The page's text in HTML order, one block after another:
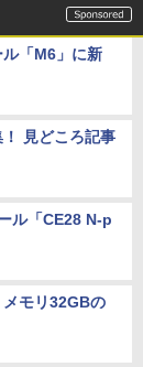
「M6」に新
見どころ記事
ル「CE28 N-p
モリ32GBの